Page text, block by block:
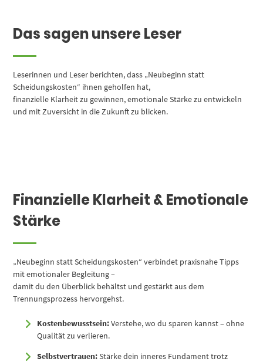
Das sagen unsere Leser
Leserinnen und Leser berichten, dass „Neubeginn statt
Scheidungskosten“ ihnen geholfen hat,
finanzielle Klarheit zu gewinnen, emotionale Stärke zu entwickeln
und mit Zuversicht in die Zukunft zu blicken.
Finanzielle Klarheit & Emotionale
Stärke
„Neubeginn statt Scheidungskosten“ verbindet praxisnahe Tipps
mit emotionaler Begleitung –
damit du den Überblick behältst und gestärkt aus dem
Trennungsprozess hervorgehst.
Kostenbewusstsein:Verstehe, wo du sparen kannst – ohne
Qualität zu verlieren.
Selbstvertrauen:Stärke dein inneres Fundament trotz